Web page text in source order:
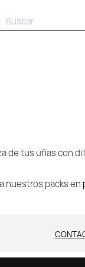
de tus uñas con
nuestros packs en